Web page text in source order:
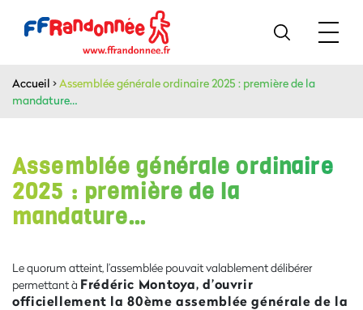
Accueil >Assemblée générale ordinaire 2025 : première de la
mandature…
Assemblée générale ordinaire
2025 : première de la
mandature…
Le quorum atteint, l’assemblée pouvait valablement délibérer
permettant à Frédéric Montoya, d’ouvrir
officiellement la 80ème assemblée générale de la